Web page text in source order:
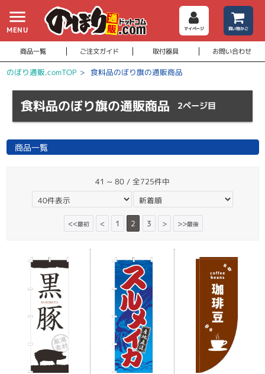
menu
MENU マイページ 買い物かご
商品一覧 ご注文ガイド 取付器具 お問い合わせ
のぼり通販.comTOP > 食料品のぼり旗の通販商品
食料品のぼり旗の通販商品 2ページ目
商品一覧
41 ~ 80 / 全725件中
<<最初 < 1 2 3 > >>最後